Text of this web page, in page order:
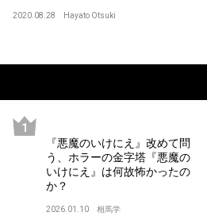
2020.08.28 Hayato Otsuki
『悪魔のいけにえ』改めて問
う、ホラーの金字塔『悪魔の
いけにえ』は何故怖かったの
か？
2026.01.10 相馬学